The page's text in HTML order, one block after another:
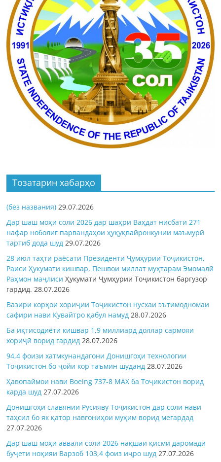
Тозатарин хабарҳо
(без названия) 29.07.2026
Дар шаш моҳи соли 2026 дар шаҳри Ваҳдат нисбати 271
нафар ноболиғ парвандаҳои ҳуқуқвайронкунии маъмурӣ
тартиб дода шуд 29.07.2026
28 июл таҳти раёсати Президенти Ҷумҳурии Тоҷикистон,
Раиси Ҳукумати кишвар, Пешвои миллат муҳтарам Эмомалӣ
Раҳмон маҷлисиҲукумати Ҷумҳурии Тоҷикистон баргузор
гардид.28.07.2026
Вазири корҳои хориҷии Тоҷикистон нусхаи эътимодномаи
сафири нави Кувайтро қабул намуд 28.07.2026
Ба иқтисодиёти кишвар 1,9 миллиард доллар сармояи
хориҷӣ ворид гардид 28.07.2026
94,4 фоизи хатмкунандагони Донишгоҳи технологии
Тоҷикистон бо ҷойи кор таъмин шуданд 28.07.2026
Ҳавопаймои нави Boeing 737-8 MAX ба Тоҷикистон ворид
карда шуд 27.07.2026
Донишгоҳи славянии Русияву Тоҷикистон дар соли нави
таҳсил бо як қатор навгониҳои муҳим ворид мегардад
27.07.2026
Дар шаш моҳи аввали соли 2026 нақшаи қисми даромади
буҷети ноҳияи Варзоб 103,4 фоиз иҷро шуд 27.07.2026